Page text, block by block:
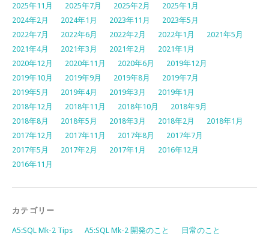
2025年11月 2025年7月 2025年2月
2025年1月
2024年2月
2024年1月 2023年11月
2023年5月
2022年7月
2022年6月 2022年2月 2022年1月
2021年5月
2021年4月
2021年3月 2021年2月
2021年1月
2020年12月
2020年11月 2020年6月
2019年12月
2019年10月
2019年9月 2019年8月
2019年7月
2019年5月
2019年4月 2019年3月
2019年1月
2018年12月
2018年11月 2018年10月
2018年9月
2018年8月
2018年5月 2018年3月 2018年2月
2018年1月
2017年12月
2017年11月 2017年8月
2017年7月
2017年5月
2017年2月 2017年1月
2016年12月
2016年11月
カテゴリー
A5:SQL Mk-2 Tips A5:SQL Mk-2 開発のこと
日常のこと